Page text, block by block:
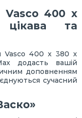
Vasco 400 х
та
Vasco 400 х 380 х
додасть вашій
доповненням
сучасний